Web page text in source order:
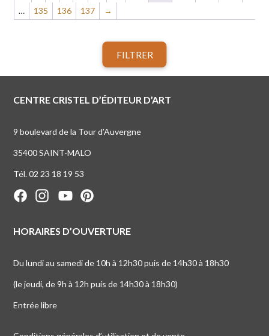
…
135 136 137 →
FILTRER
CENTRE CRISTEL D’ÉDITEUR D’ART
9 boulevard de la Tour d’Auvergne
35400 SAINT-MALO
Tél. 02 23 18 19 53
HORAIRES D’OUVERTURE
Du lundi au samedi de 10h à 12h30 puis de 14h30 à 18h30
(le jeudi, de 9h à 12h puis de 14h30 à 18h30)
Entrée libre